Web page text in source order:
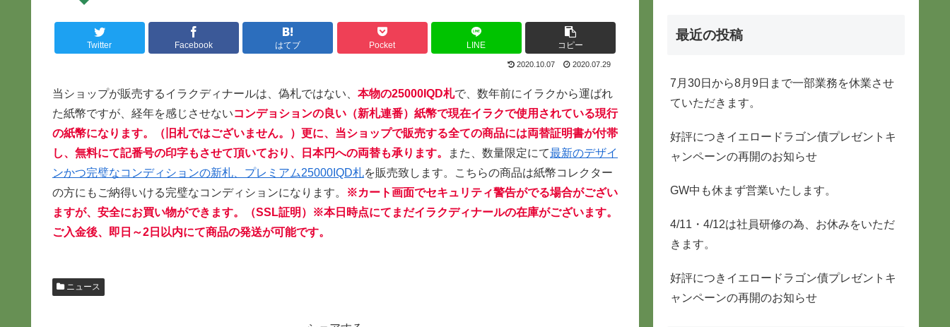
Twitter Facebook はてブ Pocket LINE コピー
2020.10.07 2020.07.29
当ショップが販売するイラクディナールは、偽札ではない、 本物の25000IQD札で、数年前にイラクから運ばれ
た紙幣ですが、経年を感じさせないコンデョションの良い（新札連番）紙幣で現在イラクで使用されている現行
の紙幣になります。（旧札ではございません。）更に、当ショップで販売する全ての商品には両替証明書が付帯
し、無料にて記番号の印字もさせて頂いており、日本円への両替も承ります。 また、数量限定にて最新のデザイ
ンかつ完璧なコンディションの新札、プレミアム25000IQD札を販売致します。こちらの商品は紙幣コレクター
の方にもご納得いける完璧なコンディションになります。
※カート画面でセキュリティ警告がでる場合がござい
ますが、安全にお買い物ができます。（SSL証明）※本日時点にてまだイラクディナールの在庫がございます。
ご入金後、即日～2日以内にて商品の発送が可能です。
ニュース
最近の投稿
7月30日から8月9日まで一部業務を休業させ
ていただきます。
好評につきイエロードラゴン債プレゼントキ
ャンペーンの再開のお知らせ
GW中も休まず営業いたします。
4/11・4/12は社員研修の為、お休みをいただ
きます。
好評につきイエロードラゴン債プレゼントキ
ャンペーンの再開のお知らせ